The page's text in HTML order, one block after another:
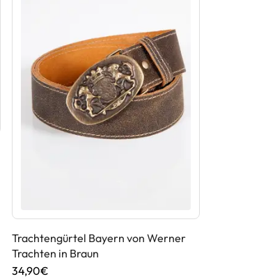
Trachtengürtel Bayern von Werner
Trachten in Braun
34,90€